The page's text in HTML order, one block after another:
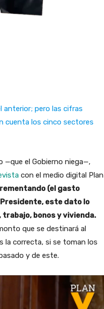
anterior; pero las cifras
cuenta los cinco sectores
—que el Gobierno niega—,
con el medio digital Plan
(el gasto
Presidente, este dato lo
bonos y vivienda.
que se destinará al
la correcta, si se toman los
y de este.